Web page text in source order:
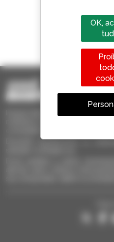
1 em cada 4
vendido no
Encontre rapidamente os
OK,